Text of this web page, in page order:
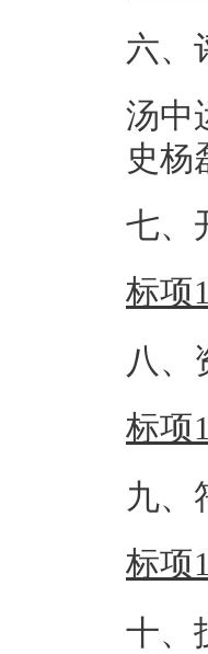
六、
汤中
史杨
七、
标项1
八、
标项1
九、
标项1
十、